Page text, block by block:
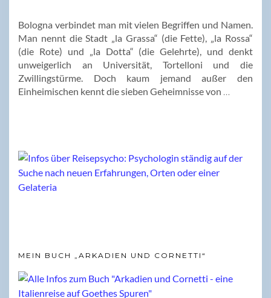
Bologna verbindet man mit vielen Begriffen und Namen.
Man nennt die Stadt „la Grassa“ (die Fette), „la Rossa“
(die Rote) und „la Dotta“ (die Gelehrte), und denkt
unweigerlich an Universität, Tortelloni und die
Zwillingstürme. Doch kaum jemand außer den
Einheimischen kennt die sieben Geheimnisse von
MEIN BUCH „ARKADIEN UND CORNETTI“